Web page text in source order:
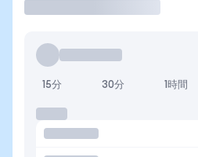
15分 30分 1時間